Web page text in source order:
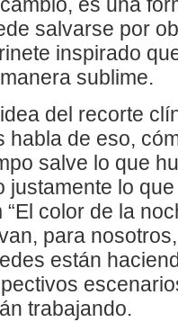
es una
salvarse por
inspirado
sublime.
del recorte
habla de eso,
salve lo que
justamente lo
“El color de la
para
están
trabajando.